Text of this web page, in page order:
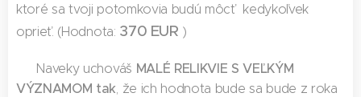
ktoré sa tvoji potomkovia budú môcť kedykoľvek
oprieť. (Hodnota: 370 EUR )
✅ Naveky uchováš MALÉ RELIKVIE S VEĽKÝM
VÝZNAMOM tak , že ich hodnota bude sa bude z roka